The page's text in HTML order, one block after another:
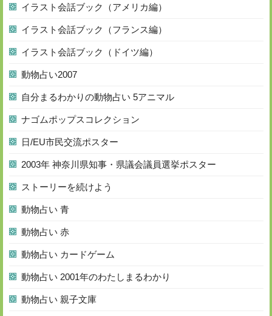
イラスト会話ブック（アメリカ編）
イラスト会話ブック（フランス編）
イラスト会話ブック（ドイツ編）
動物占い2007
自分まるわかりの動物占い 5アニマル
ナゴムポップスコレクション
日/EU市民交流ポスター
2003年 神奈川県知事・県議会議員選挙ポスター
ストーリーを続けよう
動物占い 青
動物占い 赤
動物占い カードゲーム
動物占い 2001年のわたしまるわかり
動物占い 親子文庫